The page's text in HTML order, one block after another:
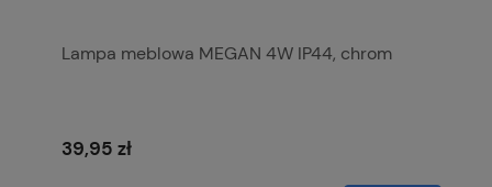
Lampa meblowa MEGAN 4W IP44, chrom
39,95 zł